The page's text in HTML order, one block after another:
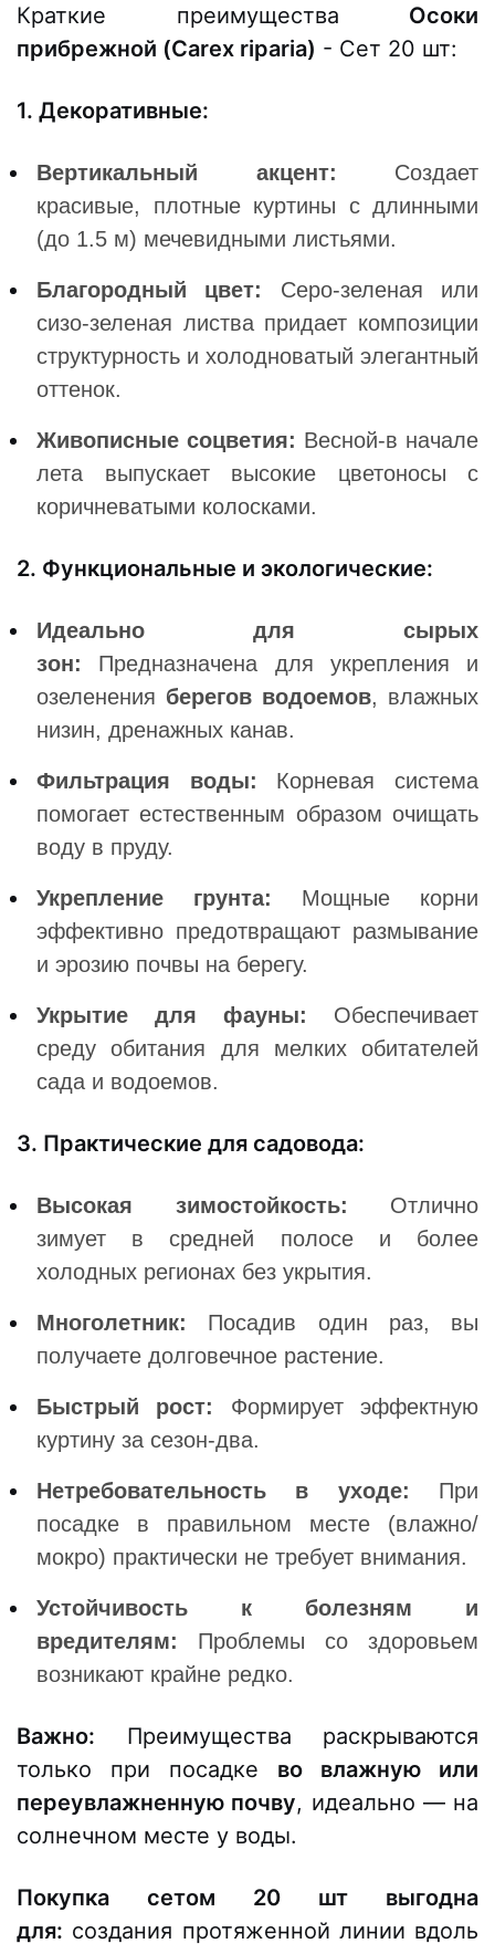
Краткие преимущества Осоки
прибрежной (Carex riparia) - Сет 20 шт:
1. Декоративные:
Вертикальный акцент: Создает
красивые, плотные куртины с длинными
(до 1.5 м) мечевидными листьями.
Благородный цвет:
Серо-зеленая или
сизо-зеленая листва придает композиции
структурность и холодноватый элегантный
оттенок.
Живописные соцветия: Весной-в начале
лета выпускает высокие цветоносы с
коричневатыми колосками.
2. Функциональные и экологические:
Идеально для сырых
зон: Предназначена для укрепления и
озеленения берегов водоемов, влажных
низин, дренажных канав.
Фильтрация воды: Корневая система
помогает естественным образом очищать
воду в пруду.
Укрепление грунта: Мощные корни
эффективно предотвращают размывание
и эрозию почвы на берегу.
Укрытие для фауны: Обеспечивает
среду обитания для мелких обитателей
сада и водоемов.
3. Практические для садовода:
Высокая зимостойкость: Отлично
зимует в средней полосе и более
холодных регионах без укрытия.
Многолетник: Посадив один раз, вы
получаете долговечное растение.
Быстрый рост:
Формирует эффектную
куртину за сезон-два.
Нетребовательность в уходе: При
посадке в правильном месте (влажно/
мокро) практически не требует внимания.
Устойчивость к болезням и
вредителям: Проблемы со здоровьем
возникают крайне редко.
Важно: Преимущества раскрываются
только при посадке во влажную или
переувлажненную почву, идеально — на
солнечном месте у воды.
Покупка сетом 20 шт выгодна
для: создания протяженной линии вдоль